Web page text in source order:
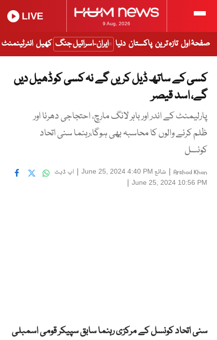
9 Aug, 2026
LIVE
صفحۂ اول تازہ ترین پاکستان دنیا ایران-اسرائیل جنگ کھیل انٹرٹینمنٹ
کسی کے ساتھ ڈیل کریں گے نہ کسی کو ڈھیل دیں
گے، اسد قیصر
پارلیمنٹ کے اندر اور باہر لانگ مارچ، احتجاجی دھرنا اور
ظلم کرنے والوں کا محاسبہ بھی ہوگا،رہنما سنی اتحاد
کونسل
Arshad Khan
| شائع June 25, 2024 4:40 PM
| اپ ڈیٹ
June 25, 2024 10:56 PM
|
سنی اتحاد کونسل کے مرکزی رہنما سابق سپیکر قومی اسمبلی